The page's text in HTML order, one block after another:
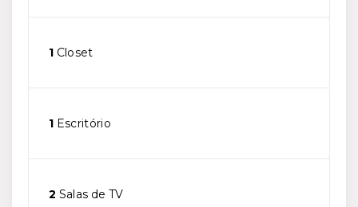
1 Closet
1 Escritório
2 Salas de TV